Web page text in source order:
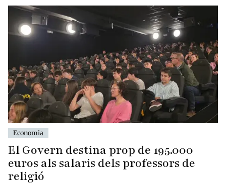
Economia
El Govern destina prop de 195.000
euros als salaris dels professors de
religió